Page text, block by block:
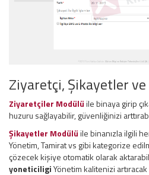
Ziyaretçi, Şikayetler
Ziyaretçiler Modülüile binaya girip
huzuru sağlayabilir, güvenliğinizi
Şikayetler Modülüile binanızla ilgili
Yönetim, Tamirat vs gibi kategorize
çözecek kişiye otomatik olarak
yoneticiligiYönetim kalitenizi